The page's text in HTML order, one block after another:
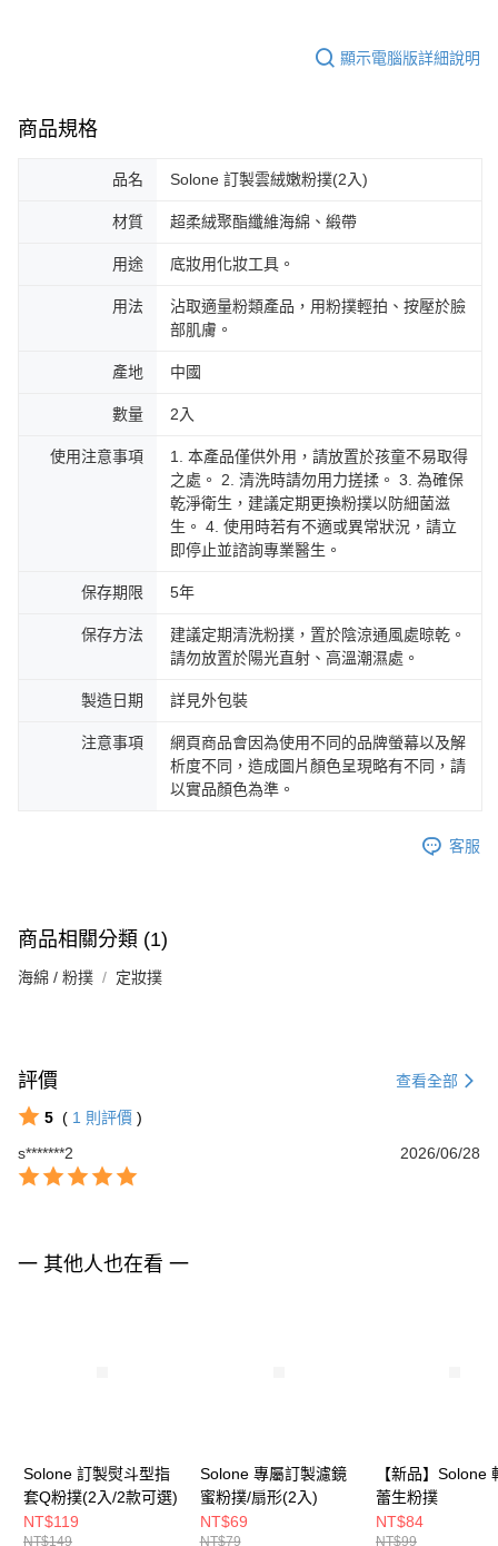
顯示電腦版詳細說明
商品規格
品名 Solone 訂製雲絨嫩粉撲(2入)
材質 超柔絨聚酯纖維海綿、緞帶
用途 底妝用化妝工具。
用法
沾取適量粉類產品，用粉撲輕拍、按壓於臉
部肌膚。
產地 中國
數量 2入
使用注意事項
1. 本產品僅供外用，請放置於孩童不易取得
之處。 2. 清洗時請勿用力搓揉。 3. 為確保
乾淨衛生，建議定期更換粉撲以防細菌滋
生。 4. 使用時若有不適或異常狀況，請立
即停止並諮詢專業醫生。
保存期限 5年
保存方法
建議定期清洗粉撲，置於陰涼通風處晾乾。
請勿放置於陽光直射、高溫潮濕處。
製造日期 詳見外包裝
注意事項
網頁商品會因為使用不同的品牌螢幕以及解
析度不同，造成圖片顏色呈現略有不同，請
以實品顏色為準。
客服
商品相關分類 (1)
海綿 / 粉撲 定妝撲
評價 查看全部
5 ( 1 則評價 )
s*******2
2026/06/28
一 其他人也在看 一
Solone 訂製熨斗型指
套Q粉撲(2入/2款可選)
NT$119
NT$149
Solone 專屬訂製濾鏡
蜜粉撲/扇形(2入)
NT$69
NT$79
【新品】Solone
蕾生粉撲
NT$84
NT$99